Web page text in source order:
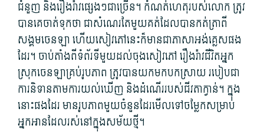
ជំនួញ និង​រឿង​រ៉ាវ​ផ្សេងៗ​ជា​ច្រើន។ កំណត់​ហេតុ​របស់​លោក ត្រូវ​
បាន​គេ​ចាត់ទុកថា ជា​សំណេរ​តែមួយគត់​ដែល​បាន​កត់ត្រា​ពី
សង្គម​ចេនឡា ហើយ​សៀវភៅ​នេះ​ក៏​មាន​ជា​ភាសា​អង់គ្លេស​ផង​
ដែរ។ ចាប់​តាំងពី​ទំព័រ​ទី​មួយ​ដល់​ចុង​សៀវភៅ រឿងរ៉ាវ​ជីវិត​អ្នក
ស្រុក​ចេនឡា​គ្រប់រូប​ភាព ត្រូវ​បាន​យក​មក​បកស្រាយ របៀប​ជា​
ការ​និទាន​តាម​ការយល់ឃើញ និង​ដំណើរ​របស់​ជីវតា​ក្វាន់។ ក្នុង​
នោះ​ផង​ដែរ មាន​រូបភាព​មួយ​ចំនួន​ដែរ​មើល​ទៅ​ចម្លែក​សម្រាប់​
អ្នកអាន​ដែល​រស់នៅ​ក្នុង​សម័យថ្មី។